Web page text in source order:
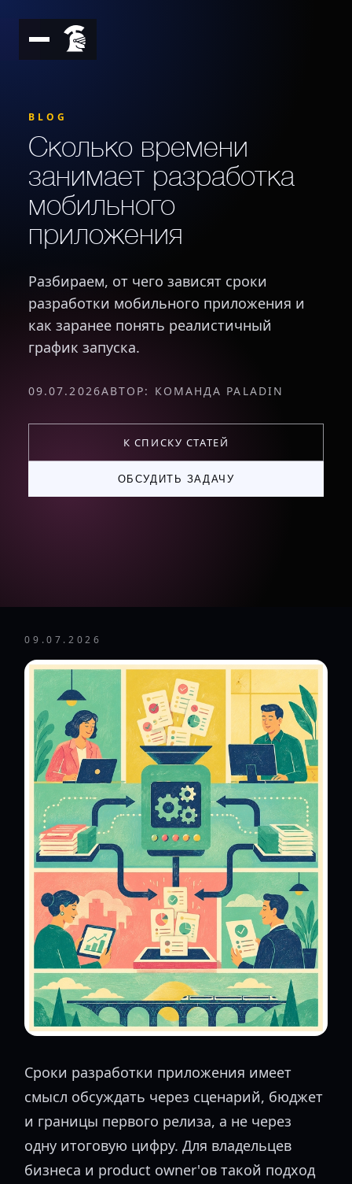
BLOG
Сколько времени
занимает разработка
мобильного
приложения
Разбираем, от чего зависят сроки
разработки мобильного приложения и
как заранее понять реалистичный
график запуска.
09.07.2026АВТОР: КОМАНДА PALADIN
К СПИСКУ СТАТЕЙ
ОБСУДИТЬ ЗАДАЧУ
09.07.2026
Сроки разработки приложения имеет
смысл обсуждать через сценарий, бюджет
и границы первого релиза, а не через
одну итоговую цифру. Для владельцев
бизнеса и product owner'ов такой подход